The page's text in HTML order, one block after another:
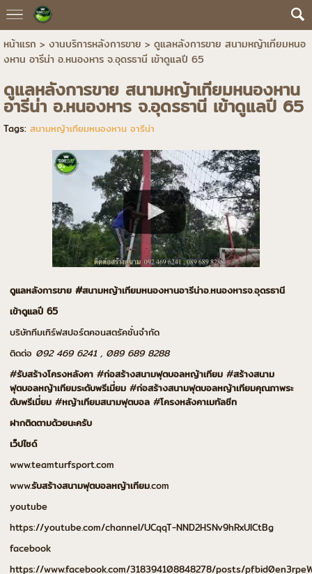
หน้าแรก > งานบริการหลังการขาย > ดูแลหลังการขาย สนามหญ้าเทียมหนอ
งหาน อารีน่า อ.หนองหาร จ.อุดรธานี เข้าดูแลปี 65
ดูแลหลังการขาย สนามหญ้าเทียมหนองหาน
อารีน่า อ.หนองหาร จ.อุดรธานี เข้าดูแลปี 65
Tags: สนามหญ้าเทียมหนองหาน อารีน่า
ดูแลหลังการขาย #สนามหญ้าเทียมหนองหานอารีน่าอ.หนองหารจ.อุดรธานี
เข้าดูแลปี 65
บริษัททีมเทิร์ฟสปอร์ตคอนสตรัคชั่นจำกัด
ติดต่อ 092 469 6241 , 089 689 8288
#รับสร้างโครงหลังคา #ก่อสร้างสนามฟุตบอลหญ้าเทียม #สร้างสนาม
ฟุตบอลหญ้าเทียมระดับพรีเมี่ยม #ก่อสร้างสนามฟุตบอลหญ้าเทียมคุณภาพระ
ดับพรีเมี่ยม #หญ้าเทียมสนามฟุตบอล #โครงหลังคาเมทัลชีท
ฝากติดตามด้วยนะครับ
เว็ปไซด์
www.teamturfsport.com
www.รับสร้างสนามฟุตบอลหญ้าเทียม.com
youtube
https://youtube.com/channel/UCqqT-NND2HSNv9hRxUICtBg
facebook
https://www.facebook.com/318394108848278/posts/